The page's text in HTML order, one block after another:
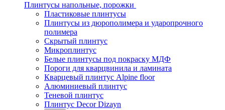
Плинтусы напольные, порожки
Пластиковые плинтусы
Плинтусы из дюрополимера и ударопрочного
полимера
Скрытый плинтус
Микроплинтус
Белые плинтусы под покраску МДФ
Пороги для кварцвинила и ламината
Кварцевый плинтус Alpine floor
Алюминиевый плинтус
Теневой плинтус
Плинтус Decor Dizayn